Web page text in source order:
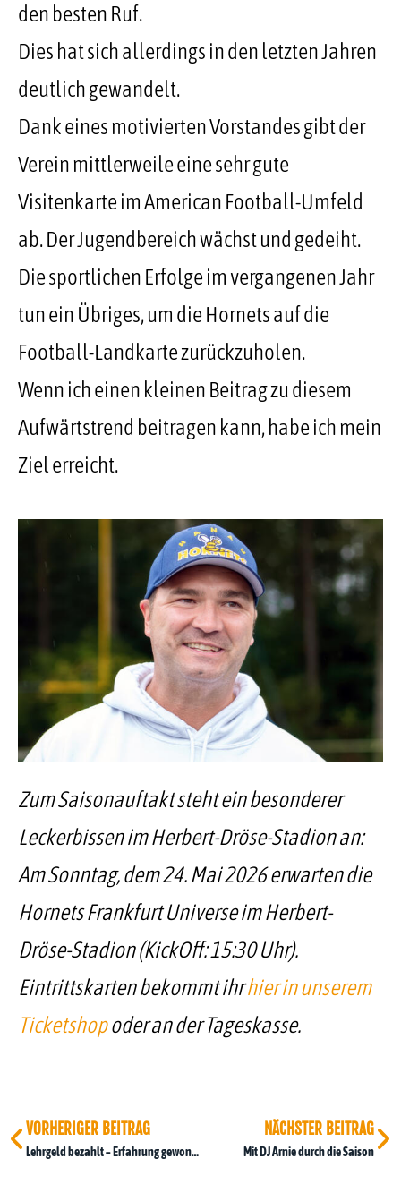
den besten Ruf.
Dies hat sich allerdings in den letzten Jahren
deutlich gewandelt.
Dank eines motivierten Vorstandes gibt der
Verein mittlerweile eine sehr gute
Visitenkarte im American Football-Umfeld
ab. Der Jugendbereich wächst und gedeiht.
Die sportlichen Erfolge im vergangenen Jahr
tun ein Übriges, um die Hornets auf die
Football-Landkarte zurückzuholen.
Wenn ich einen kleinen Beitrag zu diesem
Aufwärtstrend beitragen kann, habe ich mein
Ziel erreicht.
Zum Saisonauftakt steht ein besonderer
Leckerbissen im Herbert-Dröse-Stadion an:
Am Sonntag, dem 24. Mai 2026 erwarten die
Hornets Frankfurt Universe im Herbert-
Dröse-Stadion (KickOff: 15:30 Uhr).
Eintrittskarten bekommt ihrhier in unserem
Ticketshopoder an der Tageskasse.
VORHERIGER BEITRAG
Lehrgeld bezahlt – Erfahrung gewonnen
NÄCHSTER BEITRAG
Mit DJ Arnie durch die Saison